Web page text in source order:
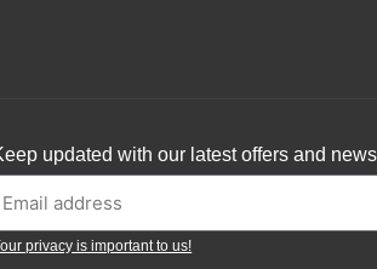
updated with our latest offers and
privacy is important to us!